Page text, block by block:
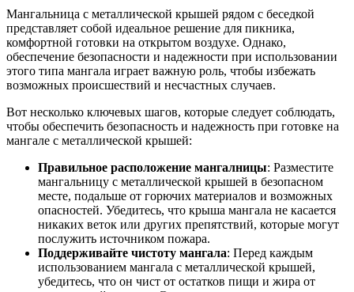
Мангальница с металлической крышей рядом с беседкой
представляет собой идеальное решение для пикника,
комфортной готовки на открытом воздухе. Однако,
обеспечение безопасности и надежности при использовании
этого типа мангала играет важную роль, чтобы избежать
возможных происшествий и несчастных случаев.
Вот несколько ключевых шагов, которые следует соблюдать,
чтобы обеспечить безопасность и надежность при готовке на
мангале с металлической крышей:
Правильное расположение мангалницы: Разместите
мангальницу с металлической крышей в безопасном
месте, подальше от горючих материалов и возможных
опасностей. Убедитесь, что крыша мангала не касается
никаких веток или других препятствий, которые могут
послужить источником пожара.
Поддерживайте чистоту мангала: Перед каждым
использованием мангала с металлической крышей,
убедитесь, что он чист от остатков пищи и жира от